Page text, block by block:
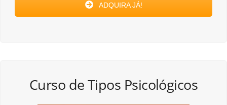
ADQUIRA JÁ!
Curso de Tipos Psicológicos